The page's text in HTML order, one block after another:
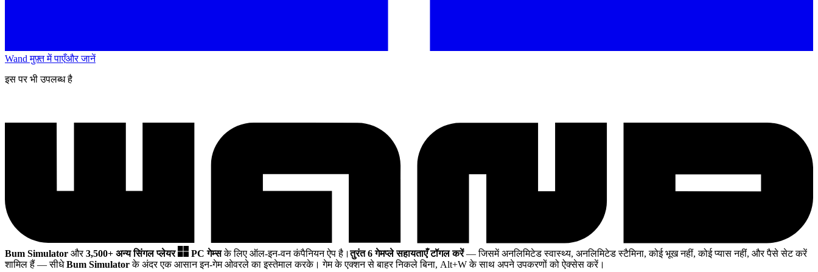
Wand मुफ़्त में पाएँऔर जानें
इस पर भी उपलब्ध है
Bum Simulator और3,500+ अन्य सिंगल प्लेयर PC गेम्सके लिए ऑल-इन-वन कंपैनियन ऐप है।तुरंत 6 गेमप्ले सहायताएँ टॉगल करें— जिसमें अनलिमिटेड स्वास्थ्य, अनलिमिटेड स्टैमिना, कोई भूख नहीं, कोई प्यास नहीं, और पैसे सेट करें
शामिल हैं — सीधेBum Simulatorके अंदर एक आसान इन-गेम ओवरले का इस्तेमाल करके। गेम के एक्शन से बाहर निकले बिना, Alt+W के साथ अपने उपकरणों को ऐक्सेस करें।